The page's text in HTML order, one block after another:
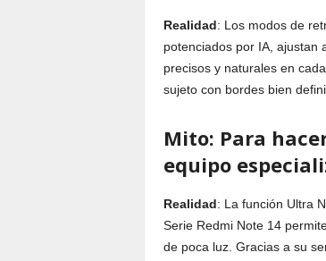
Realidad: Los modos de
potenciados por IA, ajustan
precisos y naturales en
sujeto con bordes bien
Mito: Para
equipo
Realidad: La función Ultra
Serie Redmi Note 14
de poca luz. Gracias a su